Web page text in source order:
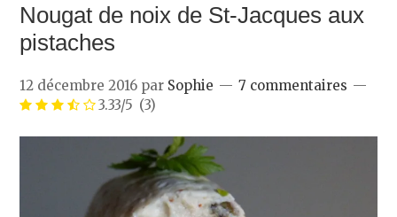
Nougat de noix de St-Jacques aux
pistaches
12 décembre 2016 par Sophie
7 commentaires
3.33/5 (3)